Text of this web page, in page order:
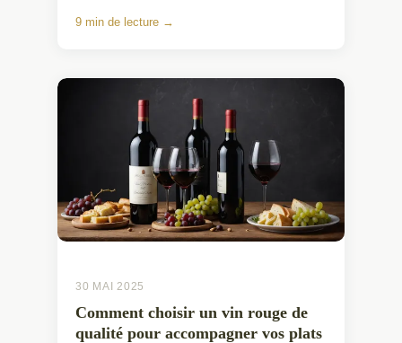
9 min de lecture →
30 MAI 2025
Comment choisir un vin rouge de
qualité pour accompagner vos plats